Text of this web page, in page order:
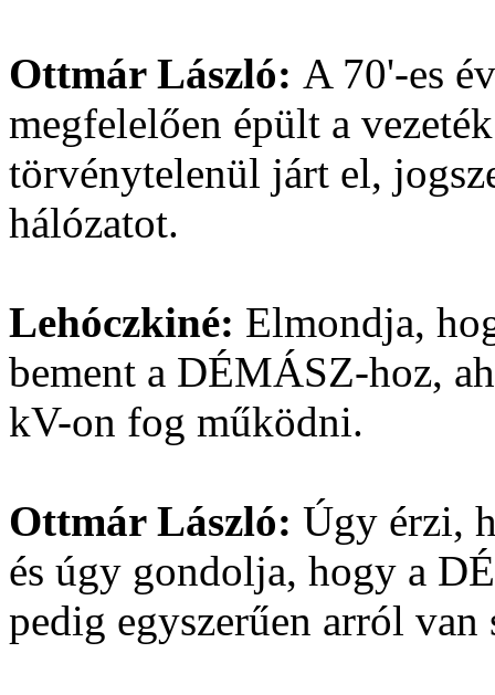
Ottmár László: A 70'-es
megfelelően épült a
törvénytelenül járt el,
hálózatot.
Lehóczkiné: Elmondja,
bement a DÉMÁSZ-hoz,
kV-on fog működni.
Ottmár László: Úgy érzi,
és úgy gondolja, hogy a
pedig egyszerűen arról